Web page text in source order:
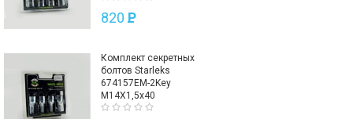
820 P
Комплект секретных
болтов Starleks
674157EM-2Key
M14X1,5х40